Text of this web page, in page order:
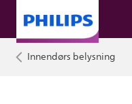
Innendørs belysning